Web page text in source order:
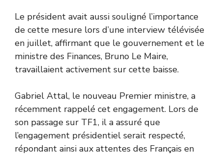
Le président avait aussi souligné l’importance
de cette mesure lors d’une interview télévisée
en juillet, affirmant que le gouvernement et le
ministre des Finances, Bruno Le Maire,
travaillaient activement sur cette baisse.
Gabriel Attal, le nouveau Premier ministre, a
récemment rappelé cet engagement. Lors de
son passage sur TF1, il a assuré que
l’engagement présidentiel serait respecté,
répondant ainsi aux attentes des Français en